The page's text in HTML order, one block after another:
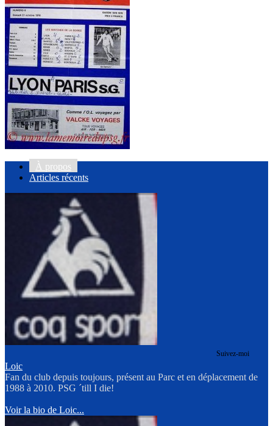
À propos
Articles récents
Suivez-moi
Loic
Fan du club depuis toujours, présent au Parc et en déplacement de
1988 à 2010. PSG ´till I die!
Voir la bio de Loic...